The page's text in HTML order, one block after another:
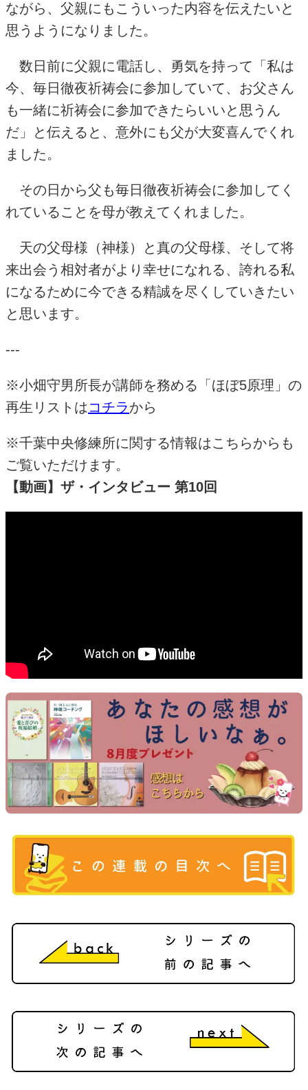
ながら、父親にもこういった内容を伝えたいと
思うようになりました。
数日前に父親に電話し、勇気を持って「私は
今、毎日徹夜祈祷会に参加していて、お父さん
も一緒に祈祷会に参加できたらいいと思うん
だ」と伝えると、意外にも父が大変喜んでくれ
ました。
その日から父も毎日徹夜祈祷会に参加してく
れていることを母が教えてくれました。
天の父母様（神様）と真の父母様、そして将
来出会う相対者がより幸せになれる、誇れる私
になるために今できる精誠を尽くしていきたい
と思います。
---
※小畑守男所長が講師を務める「ほぼ5原理」の
再生リストは コチラから
※千葉中央修練所に関する情報はこちらからも
ご覧いただけます。
【動画】ザ・インタビュー 第10回